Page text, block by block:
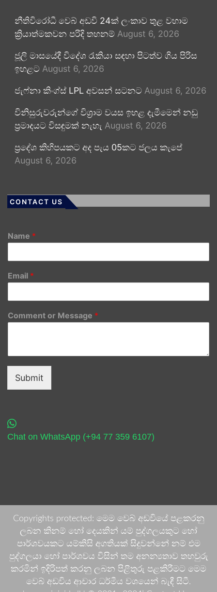
නීතිවිරෝධී වෙබ් අඩවි 24ක් ලංකාව තුළ වහාම
ක්‍රියාත්මකවන පරිදි තහනම් August 6, 2026
ජූලි මාසයේදී විදේශ රැකියා සඳහා පිටත්ව ගිය පිරිස
ඉහළට August 6, 2026
ජැෆ්නා කිංග්ස් LPL අවසන් සටනට August 6, 2026
විනිසුරුවරුන්ගේ විශ්‍රාම වයස ඉහළ දැමීමෙන් නඩු
ප්‍රමාදයට විසඳුමක් නැහැ August 6, 2026
ප්‍රදේශ කිහිපයකට අද පැය 05කට ජලය කැපේ
August 6, 2026
CONTACT US
Name *
Email *
Comment or Message *
Submit
Chat on WhatsApp (+94 77 359 6107)
Copyrights protected: මෙම වෙබ් අඩවියේ පළකරනු
ලබන කිනම් හෝ දෙයකින් යම් පුද්ගලයකුට හෝ
පාර්ශවයකට යම්කිසි අගතියක් සිදුවන්නේ නම් එම
පුද්ගලයා හෝ පාර්ශවය විසින් තම අනන්‍යතාව තහවුරු
කරමින් ඉදිරිපත් කරනු ලබන පිළිතුරු පළකිරීමට මෙම
වෙබ් අඩවිය ආචාර ධර්මීය වශයෙන් බැඳී සිටී.